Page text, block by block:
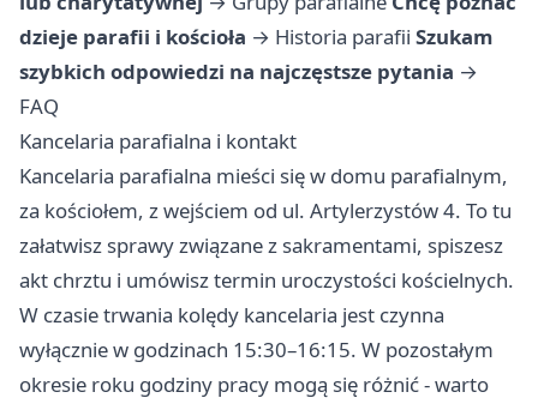
dzieje parafii i kościoła → Historia parafii Szukam
szybkich odpowiedzi na najczęstsze pytania →
FAQ
Kancelaria parafialna i kontakt
Kancelaria parafialna mieści się w domu parafialnym,
za kościołem, z wejściem od ul. Artylerzystów 4. To tu
załatwisz sprawy związane z sakramentami, spiszesz
akt chrztu i umówisz termin uroczystości kościelnych.
W czasie trwania kolędy kancelaria jest czynna
wyłącznie w godzinach 15:30–16:15. W pozostałym
okresie roku godziny pracy mogą się różnić - warto